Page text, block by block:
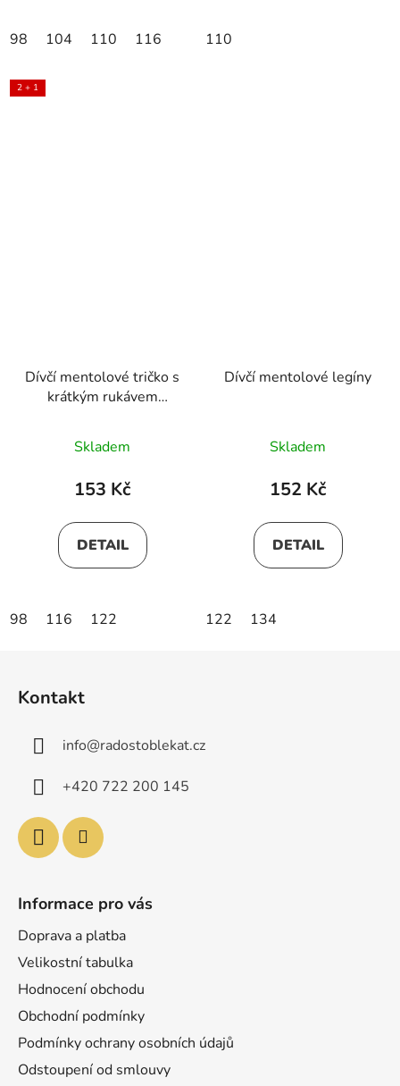
98 104 110 116 110
2 + 1
Dívčí mentolové tričko s
krátkým rukávem
Skladem
153 Kč
DETAIL
98 116 122
Dívčí mentolové legíny
Skladem
152 Kč
DETAIL
122 134
Kontakt
info@radostoblekat.cz
+420 722 200 145
Informace pro vás
Doprava a platba
Velikostní tabulka
Hodnocení obchodu
Obchodní podmínky
Podmínky ochrany osobních údajů
Odstoupení od smlouvy